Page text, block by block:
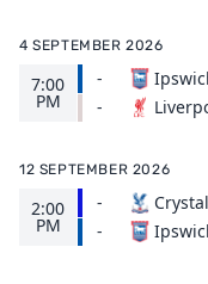
4 SEPTEMBER 2026
7:00
PM
-
-
12 SEPTEMBER 2026
2:00
PM
-
-